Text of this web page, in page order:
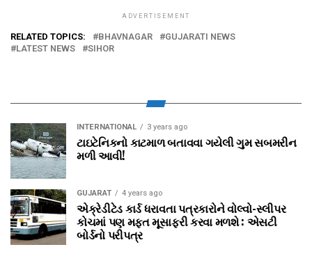
ADVERTISEMENT
RELATED TOPICS: BHAVNAGAR
GUJARATI NEWS
LATEST NEWS
SIHOR
INTERNATIONAL 3 years ago
ટાઇટેનિકનો કાટમાળ બતાવવા ગયેલી ગુમ સબમરીન
મળી આવી!
GUJARAT 4 years ago
એક્રેડીટેડ કાર્ડ ધરાવતા પત્રકારોને વોલ્‍વો-સ્‍લીપર
કોચમાં પણ મફત મૂસાફરી કરવા મળશે : એસટી
બોર્ડનો પરીપત્ર